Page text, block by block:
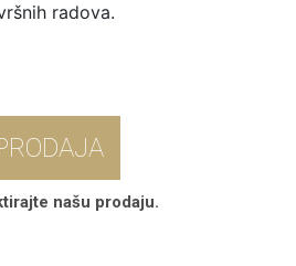
radova.
našu prodaju.